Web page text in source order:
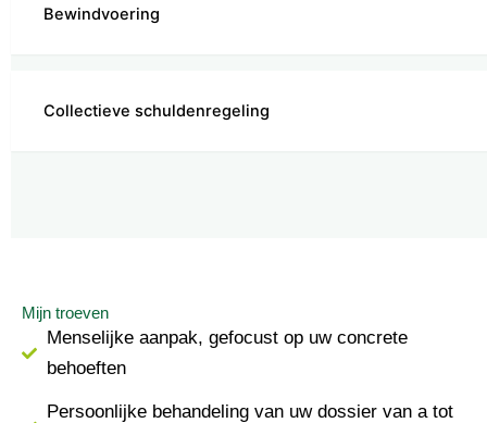
Bewindvoering
Collectieve schuldenregeling
Mijn troeven
Menselijke aanpak, gefocust op uw concrete
behoeften
Persoonlijke behandeling van uw dossier van a tot